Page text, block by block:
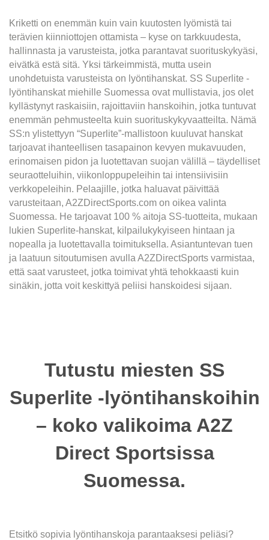
Kriketti on enemmän kuin vain kuutosten lyömistä tai
terävien kiinniottojen ottamista – kyse on tarkkuudesta,
hallinnasta ja varusteista, jotka parantavat suorituskykyäsi,
eivätkä estä sitä. Yksi tärkeimmistä, mutta usein
unohdetuista varusteista on lyöntihanskat. SS Superlite -
lyöntihanskat miehille Suomessa ovat mullistavia, jos olet
kyllästynyt raskaisiin, rajoittaviin hanskoihin, jotka tuntuvat
enemmän pehmusteelta kuin suorituskykyvaatteilta. Nämä
SS:n ylistettyyn “Superlite”-mallistoon kuuluvat hanskat
tarjoavat ihanteellisen tasapainon kevyen mukavuuden,
erinomaisen pidon ja luotettavan suojan välillä – täydelliset
seuraotteluihin, viikonloppupeleihin tai intensiivisiin
verkkopeleihin. Pelaajille, jotka haluavat päivittää
varusteitaan, A2ZDirectSports.com on oikea valinta
Suomessa. He tarjoavat 100 % aitoja SS-tuotteita, mukaan
lukien Superlite-hanskat, kilpailukykyiseen hintaan ja
nopealla ja luotettavalla toimituksella. Asiantuntevan tuen
ja laatuun sitoutumisen avulla A2ZDirectSports varmistaa,
että saat varusteet, jotka toimivat yhtä tehokkaasti kuin
sinäkin, jotta voit keskittyä peliisi hanskoidesi sijaan.
Tutustu miesten SS
Superlite -lyöntihanskoihin
– koko valikoima A2Z
Direct Sportsissa
Suomessa.
Etsitkö sopivia lyöntihanskoja parantaaksesi peliäsi?